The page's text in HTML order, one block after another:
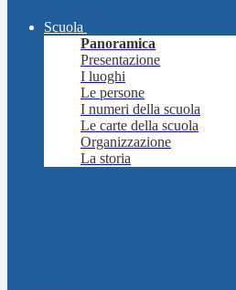
Scuola
Panoramica
Presentazione
I luoghi
Le persone
I numeri della scuola
Le carte della scuola
Organizzazione
La storia